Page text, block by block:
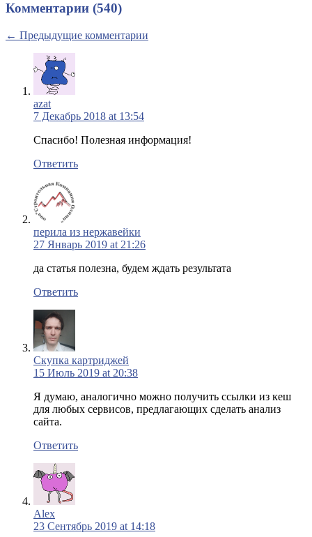
Комментарии (540)
← Предыдущие комментарии
azat
7 Декабрь 2018 at 13:54
Спасибо! Полезная информация!
Ответить
перила из нержавейки
27 Январь 2019 at 21:26
да статья полезна, будем ждать результата
Ответить
Скупка картриджей
15 Июль 2019 at 20:38
Я думаю, аналогично можно получить ссылки из кеш
для любых сервисов, предлагающих сделать анализ
сайта.
Ответить
Alex
23 Сентябрь 2019 at 14:18